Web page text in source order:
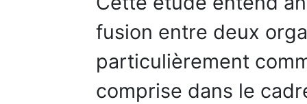
fusion entre deux
particulièrement
comprise dans le